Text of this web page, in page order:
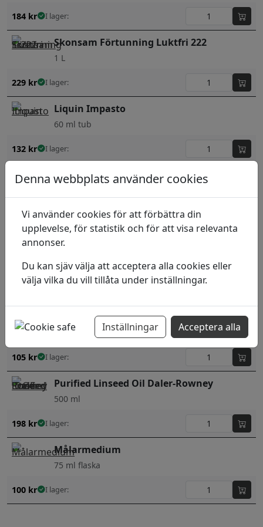
184 kr I lager:
Skonsam Förtunning Luktfri 222
1 L
229 kr I lager:
Liquin Impasto
60 ml tub
132 kr I lager:
Liquin Original
96kr I lager:
1 L
Mellanfernissa Daler-Rowney
75 ml
105 kr I lager:
Purified Linseed Oil Daler-Rowney
500 ml
198 kr I lager:
Målarmedium
75 ml flaska
100 kr I lager:
Denna webbplats använder cookies
Vi använder cookies för att förbättra din
upplevelse, för statistik och för att visa relevanta
annonser.
Du kan sjäv välja att acceptera alla cookies eller
välja vilka du vill tillåta under inställningar.
Inställningar Acceptera alla